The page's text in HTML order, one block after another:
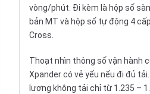
vòng/phút. Đi kèm là hộp số
bản MT và hộp số tự động 4
Cross.
Thoạt nhìn thông số vận hành
Xpander có vẻ yếu nếu đi đủ
lượng không tải chỉ từ 1.235 –